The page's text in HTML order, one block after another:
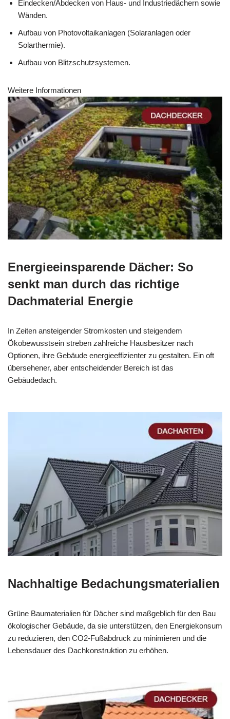
Eindecken/Abdecken von Haus- und Industriedächern sowie
Wänden.
Aufbau von Photovoltaikanlagen (Solaranlagen oder
Solarthermie).
Aufbau von Blitzschutzsystemen.
Weitere Informationen
Energieeinsparende Dächer: So
senkt man durch das richtige
Dachmaterial Energie
In Zeiten ansteigender Stromkosten und steigendem
Ökobewusstsein streben zahlreiche Hausbesitzer nach
Optionen, ihre Gebäude energieeffizienter zu gestalten. Ein oft
übersehener, aber entscheidender Bereich ist das
Gebäudedach.
Nachhaltige Bedachungsmaterialien
Grüne Baumaterialien für Dächer sind maßgeblich für den Bau
ökologischer Gebäude, da sie unterstützen, den Energiekonsum
zu reduzieren, den CO2-Fußabdruck zu minimieren und die
Lebensdauer des Dachkonstruktion zu erhöhen.